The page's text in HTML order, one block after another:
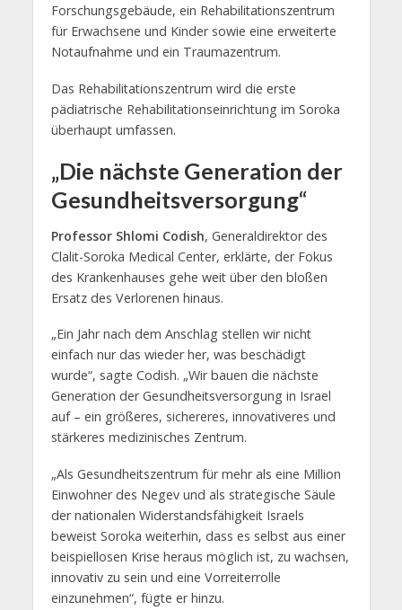
Forschungsgebäude, ein Rehabilitationszentrum
für Erwachsene und Kinder sowie eine erweiterte
Notaufnahme und ein Traumazentrum.
Das Rehabilitationszentrum wird die erste
pädiatrische Rehabilitationseinrichtung im Soroka
überhaupt umfassen.
„Die nächste Generation der
Gesundheitsversorgung“
Professor Shlomi Codish, Generaldirektor des
Clalit-Soroka Medical Center, erklärte, der Fokus
des Krankenhauses gehe weit über den bloßen
Ersatz des Verlorenen hinaus.
„Ein Jahr nach dem Anschlag stellen wir nicht
einfach nur das wieder her, was beschädigt
wurde“, sagte Codish. „Wir bauen die nächste
Generation der Gesundheitsversorgung in Israel
auf – ein größeres, sichereres, innovativeres und
stärkeres medizinisches Zentrum.
„Als Gesundheitszentrum für mehr als eine Million
Einwohner des Negev und als strategische Säule
der nationalen Widerstandsfähigkeit Israels
beweist Soroka weiterhin, dass es selbst aus einer
beispiellosen Krise heraus möglich ist, zu wachsen,
innovativ zu sein und eine Vorreiterrolle
einzunehmen“, fügte er hinzu.